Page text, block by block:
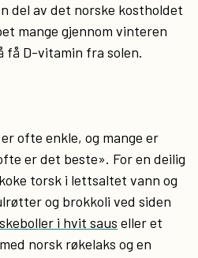
del av det norske kostholdet
mange gjennom vinteren
få D-vitamin fra solen.
ofte enkle, og mange er
er det beste». For en deilig
torsk i lettsaltet vann og
og brokkoli ved siden
i hvit saus eller et
norsk røkelaks og en